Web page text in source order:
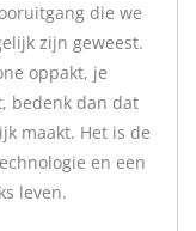
die we
zijn geweest.
oppakt, je
bedenk dan dat
maakt. Het is de
en een
leven.